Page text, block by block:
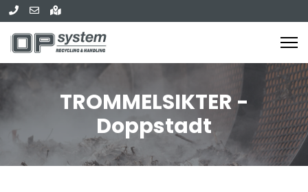
TROMMELSIKTER -
Doppstadt